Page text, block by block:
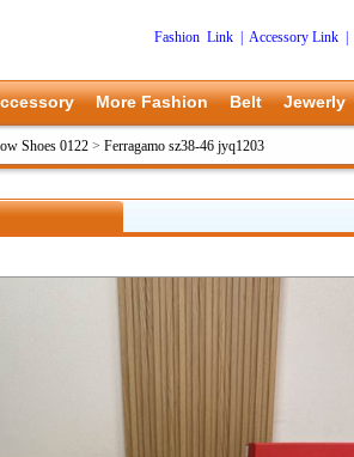
Fashion Link Accessory Link|
More Fashion Belt Jewerly
Shoes 0122 > Ferragamo sz38-46 jyq1203
上一张